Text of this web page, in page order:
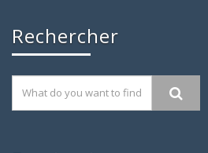
Rechercher